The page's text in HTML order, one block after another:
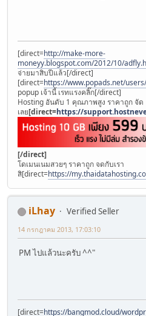
[direct=http://make-more-
moneyy.blogspot.com/2012/10/
จ่ายมาสิบปีแล้ว[/direct]
[direct=https://www.popads.net/
popup เจ้านี้ เรทแรงคลิ๊ก[/direct]
Hosting อันดับ 1 คุณภาพสูง ราคาถูก จัด
เลย[direct=https://
[/direct]
โดเมนเนมสวยๆ ราคาถูก จดกับเรา
สิ[direct=https://
iLhay
Verified Seller
14 กรกฎาคม 2013, 17:03:10
PM ไปแล้วนะครับ ^^"
[direct=https://bangmod.cloud/